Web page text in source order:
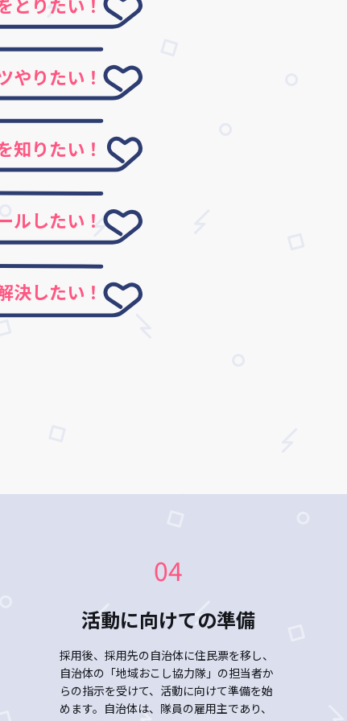
とりたい！
やりたい！
知りたい！
ルしたい！
決したい！
04
活動に向けての準備
採用後、採用先の自治体に住民票を移し、
自治体の「地域おこし協力隊」の担当者か
らの指示を受けて、活動に向けて準備を始
めます。自治体は、隊員の雇用主であり、